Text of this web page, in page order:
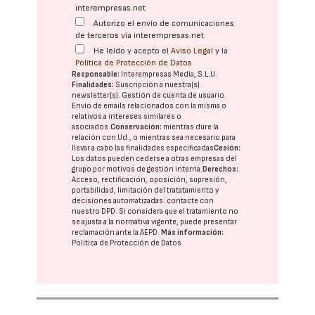
interempresas.net
Autorizo el envío de comunicaciones
de terceros vía interempresas.net
He leído y acepto elAviso Legal y la
Política de Protección de Datos
Responsable: Interempresas Media, S.L.U.
Finalidades: Suscripción a nuestra(s)
newsletter(s). Gestión de cuenta de usuario.
Envío de emails relacionados con la misma o
relativos a intereses similares o
asociados.Conservación: mientras dure la
relación con Ud., o mientras sea necesario para
llevar a cabo las finalidades especificadasCesión:
Los datos pueden cederse a otras empresas del
grupo por motivos de gestión interna. Derechos:
Acceso, rectificación, oposición, supresión,
portabilidad, limitación del tratatamiento y
decisiones automatizadas: contacte con
nuestro DPD. Si considera que el tratamiento no
se ajusta a la normativa vigente, puede presentar
reclamación ante laAEPD. Más información:
Política de Protección de Datos